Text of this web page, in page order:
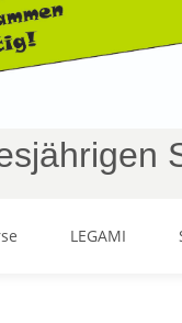
LEGAMI